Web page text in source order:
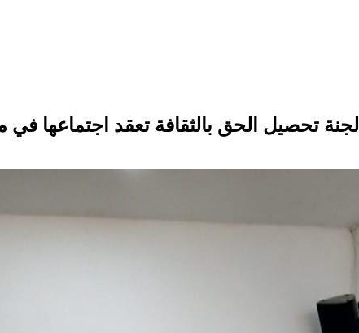
لجنة تحصيل الحق بالثقافة تعقد اجتماعها